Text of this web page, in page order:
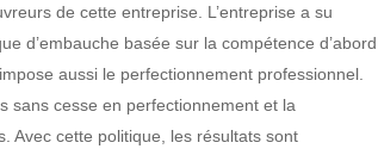
de cette entreprise. L’entreprise a su
d’embauche basée sur la compétence d’abord
aussi le perfectionnement professionnel.
sans cesse en perfectionnement et la
Avec cette politique, les résultats sont